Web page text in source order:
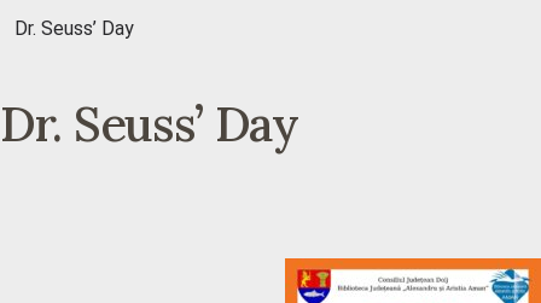
Dr. Seuss’ Day
Dr. Seuss’ Day